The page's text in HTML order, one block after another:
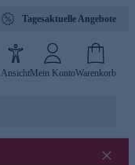
Tagesaktuelle Angebote
AnsichtMein KontoWarenkorb